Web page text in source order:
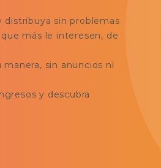
distribuya sin problemas
más le interesen, de
sin anuncios ni
y descubra